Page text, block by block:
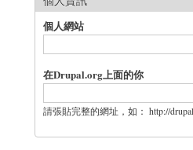
個人網站
在Drupal.org上面的你
請張貼完整的網址，如